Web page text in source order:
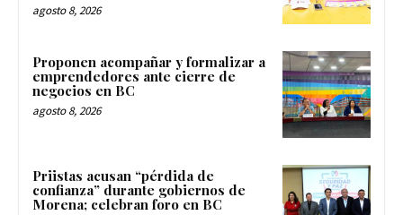
agosto 8, 2026
Proponen acompañar y formalizar a
emprendedores ante cierre de
negocios en BC
agosto 8, 2026
Priistas acusan “pérdida de
confianza” durante gobiernos de
Morena; celebran foro en BC